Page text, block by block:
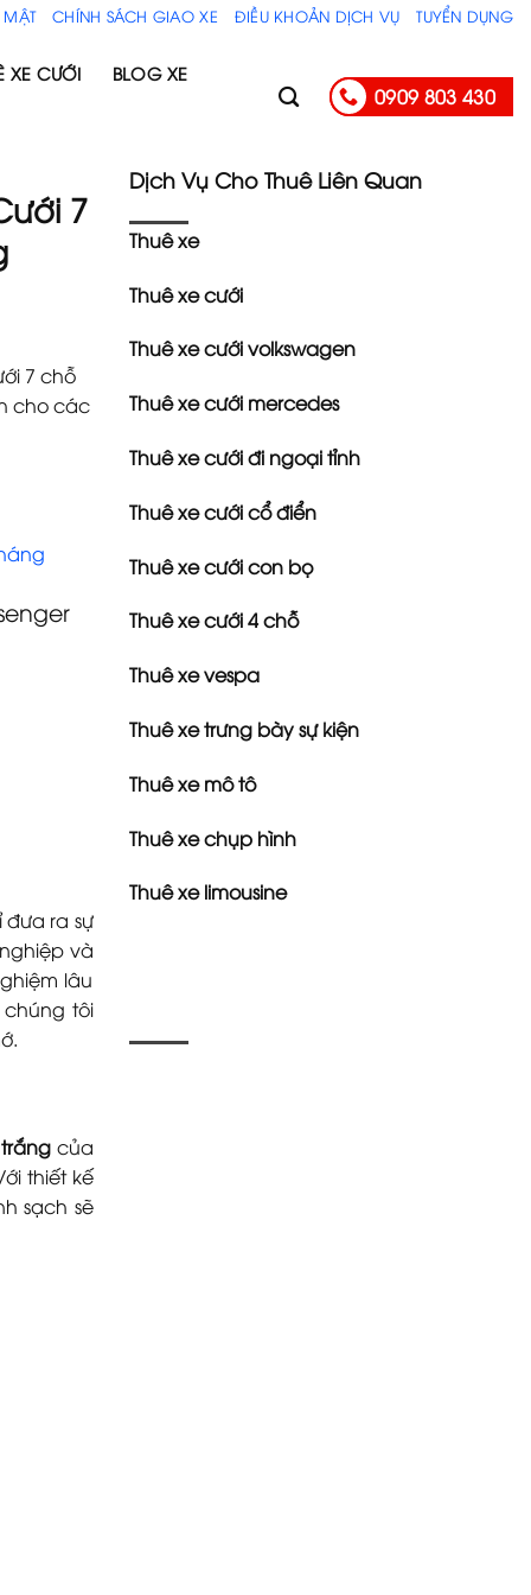
CHÍNH SÁCH GIAO XE ĐIỀU KHOẢN DỊCH VỤ TUYỂN DỤNG
XE CƯỚI BLOG XE
0909 803 430
7
7 chỗ
cho các
đưa ra sự
và
lâu
tôi
của
thiết kế
sạch sẽ
Dịch Vụ Cho Thuê Liên Quan
Thuê xe
Thuê xe cưới
Thuê xe cưới volkswagen
Thuê xe cưới mercedes
Thuê xe cưới đi ngoại tỉnh
Thuê xe cưới cổ điển
Thuê xe cưới con bọ
Thuê xe cưới 4 chỗ
Thuê xe vespa
Thuê xe trưng bày sự kiện
Thuê xe mô tô
Thuê xe chụp hình
Thuê xe limousine